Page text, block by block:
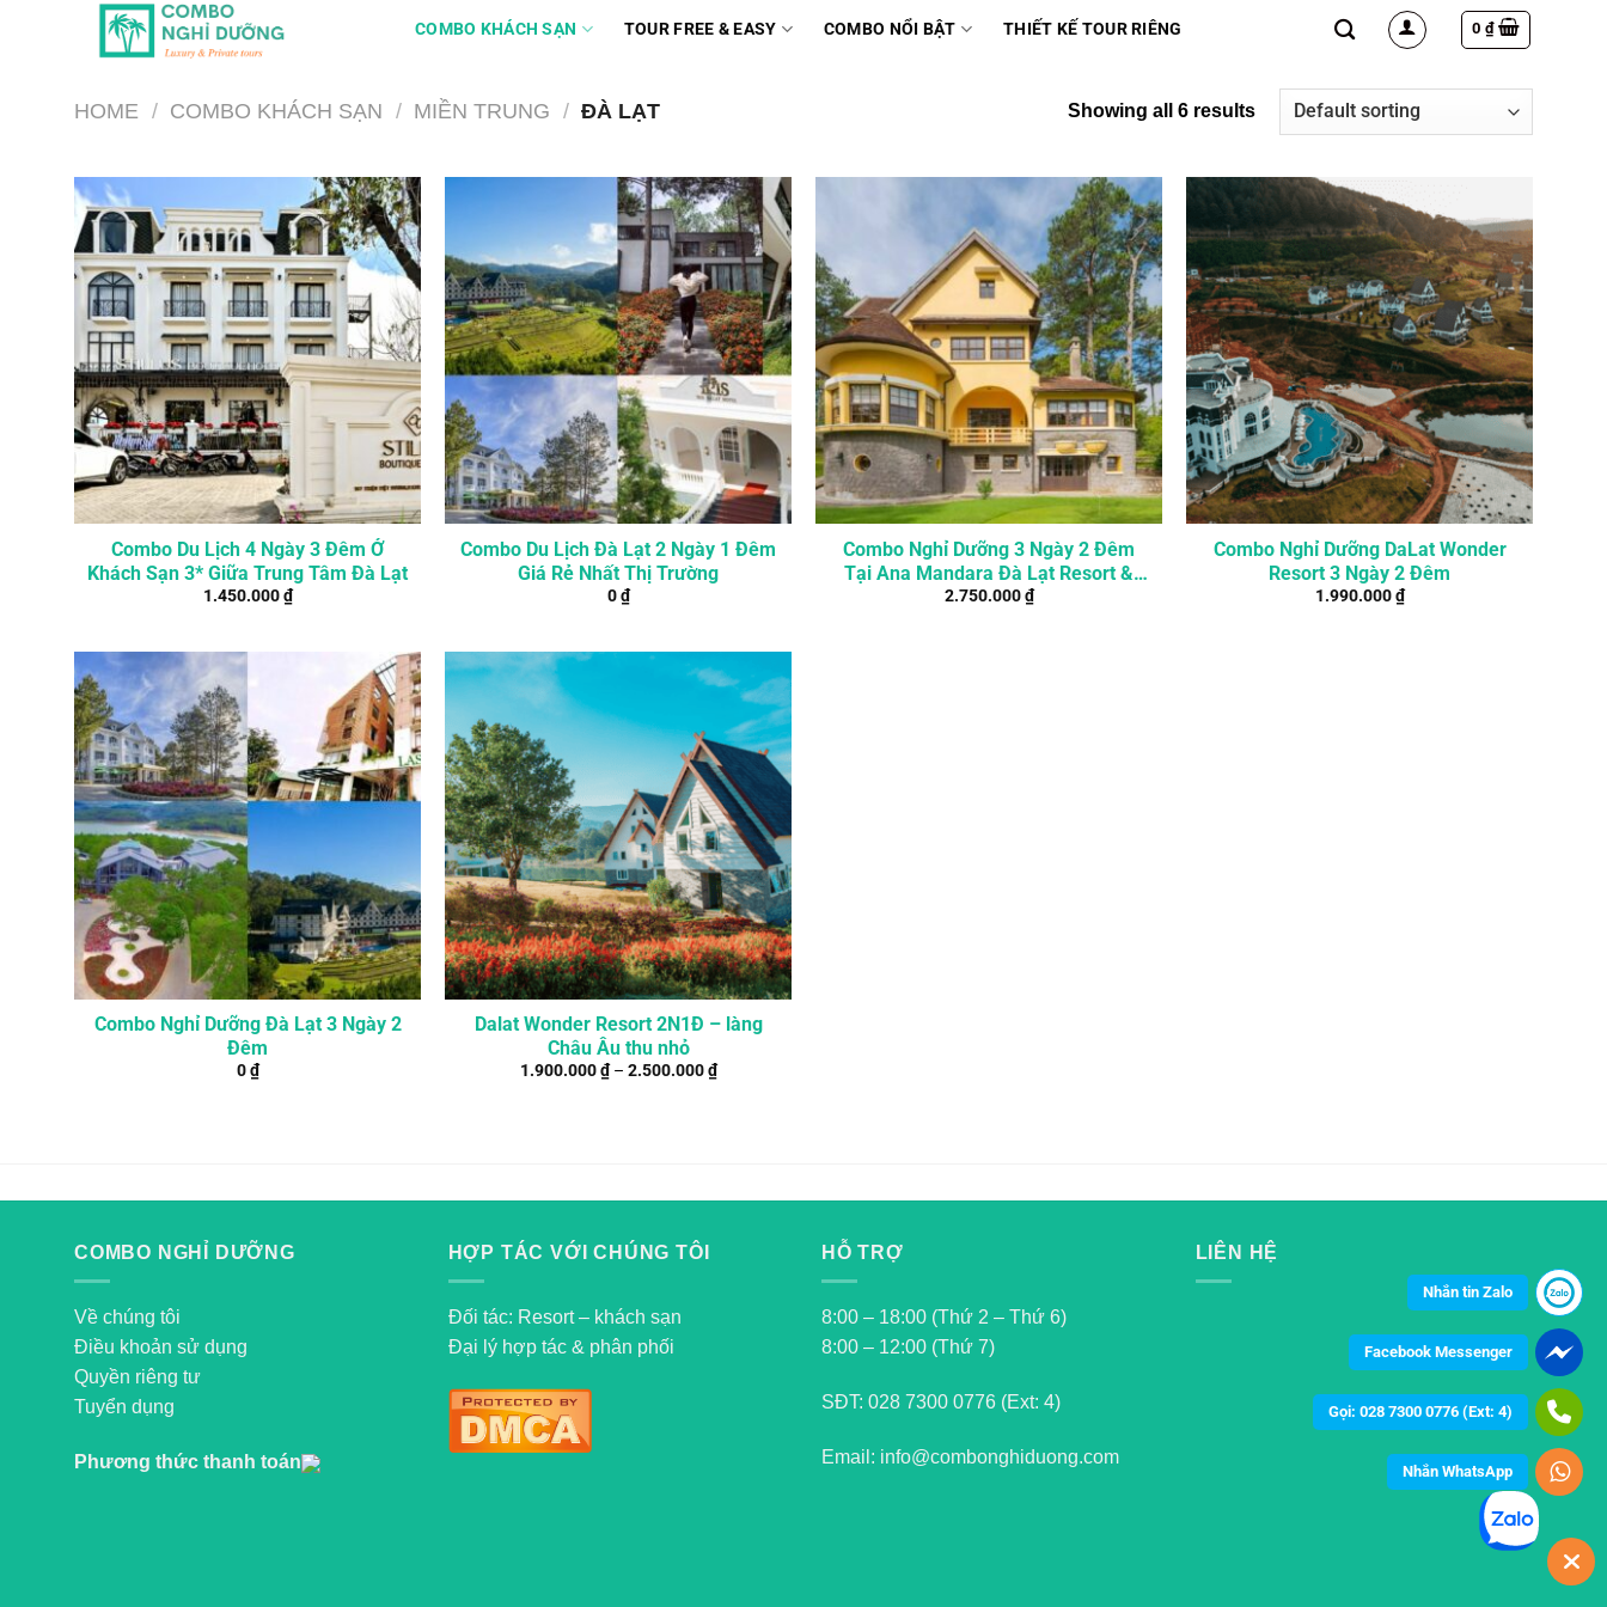
COMBO KHÁCH SẠN TOUR FREE & EASY COMBO NỔI BẬT THIẾT KẾ TOUR RIÊNG 0 ₫
HOME / COMBO KHÁCH SẠN / MIỀN TRUNG / ĐÀ LẠT Showing all 6 results
Combo Du Lịch 4 Ngày 3 Đêm Ở
Khách Sạn 3* Giữa Trung Tâm Đà Lạt
1.450.000₫
Combo Du Lịch Đà Lạt 2 Ngày 1 Đêm
Giá Rẻ Nhất Thị Trường
0₫
Combo Nghỉ Dưỡng 3 Ngày 2 Đêm
Tại Ana Mandara Đà Lạt Resort &
Spa
2.750.000₫
Combo Nghỉ Dưỡng DaLat Wonder
Resort 3 Ngày 2 Đêm
1.990.000₫
Combo Nghỉ Dưỡng Đà Lạt 3 Ngày 2
Đêm
0₫
Dalat Wonder Resort 2N1Đ – làng
Châu Âu thu nhỏ
1.900.000₫– 2.500.000₫
COMBO NGHỈ DƯỠNG
Về chúng tôi
Điều khoản sử dụng
Quyền riêng tư
Tuyển dụng
Phương thức thanh toán
HỢP TÁC VỚI CHÚNG TÔI
Đối tác: Resort – khách sạn
Đại lý hợp tác & phân phối
HỖ TRỢ
8:00 – 18:00 (Thứ 2 – Thứ 6)
8:00 – 12:00 (Thứ 7)
SĐT: 028 7300 0776 (Ext: 4)
Email: info@combonghiduong.com
LIÊN HỆ
Nhắn tin Zalo
Facebook Messenger
Gọi: 028 7300 0776 (Ext: 4)
Nhắn WhatsApp